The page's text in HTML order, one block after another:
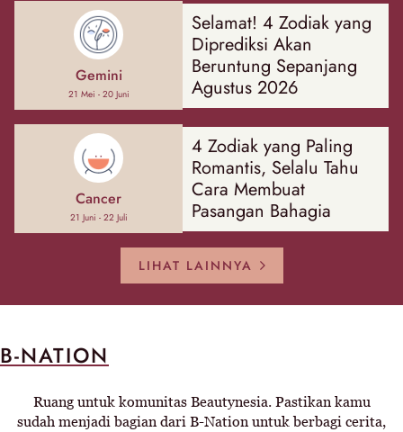
Gemini
21 Mei - 20 Juni
Selamat! 4 Zodiak yang
Diprediksi Akan
Beruntung Sepanjang
Agustus 2026
Cancer
21 Juni - 22 Juli
4 Zodiak yang Paling
Romantis, Selalu Tahu
Cara Membuat
Pasangan Bahagia
LIHAT LAINNYA
B-NATION
Ruang untuk komunitas Beautynesia. Pastikan kamu
sudah menjadi bagian dari B-Nation untuk berbagi cerita,